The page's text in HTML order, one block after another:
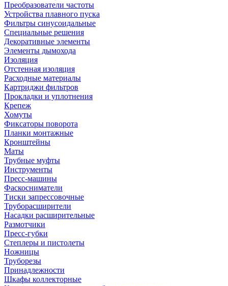
Преобразователи частоты
Устройства плавного пуска
Фильтры синусоидальные
Специальные решения
Декоративные элементы
Элементы дымохода
Изоляция
Отстенная изоляция
Расходные материалы
Картриджи фильтров
Прокладки и уплотнения
Крепеж
Хомуты
Фиксаторы поворота
Планки монтажные
Кронштейны
Маты
Трубные муфты
Инструменты
Пресс-машины
Фаскосниматели
Тиски запрессовочные
Труборасширители
Насадки расширительные
Размотчики
Пресс-губки
Степлеры и пистолеты
Ножницы
Труборезы
Принадлежности
Шкафы коллекторные